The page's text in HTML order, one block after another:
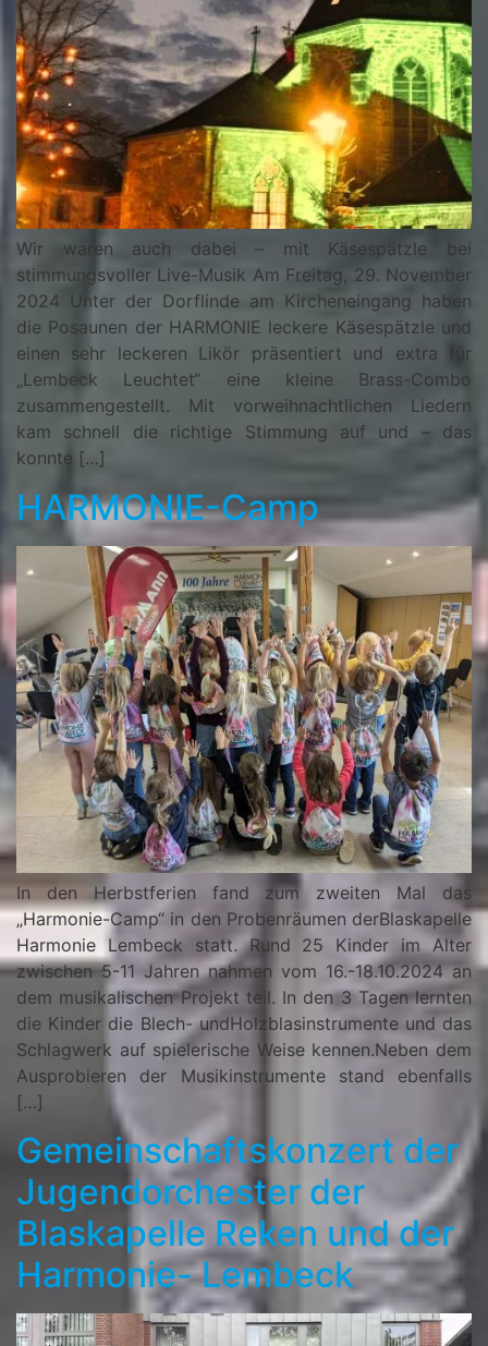
Wir waren auch dabei – mit Käsespätzle bei
stimmungsvoller Live-Musik Am Freitag, 29. November
2024 Unter der Dorflinde am Kircheneingang haben
die Posaunen der HARMONIE leckere Käsespätzle und
einen sehr leckeren Likör präsentiert und extra für
„Lembeck Leuchtet“ eine kleine Brass-Combo
zusammengestellt. Mit vorweihnachtlichen Liedern
kam schnell die richtige Stimmung auf und – das
konnte […]
HARMONIE-Camp
In den Herbstferien fand zum zweiten Mal das
„Harmonie-Camp“ in den Probenräumen derBlaskapelle
Harmonie Lembeck statt. Rund 25 Kinder im Alter
zwischen 5-11 Jahren nahmen vom 16.-18.10.2024 an
dem musikalischen Projekt teil. In den 3 Tagen lernten
die Kinder die Blech- undHolzblasinstrumente und das
Schlagwerk auf spielerische Weise kennen.Neben dem
Ausprobieren der Musikinstrumente stand ebenfalls
[…]
Gemeinschaftskonzert der
Jugendorchester der
Blaskapelle Reken und der
Harmonie- Lembeck